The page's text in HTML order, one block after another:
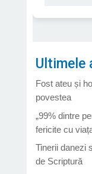
Ultimele
Fost ateu și
povestea
„99% dintre
fericite cu
Tinerii danezi
de Scriptură